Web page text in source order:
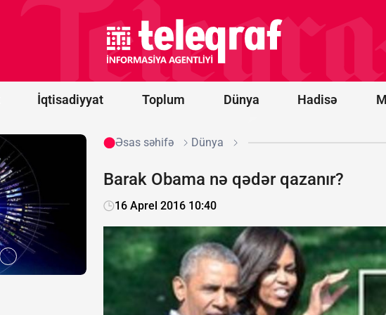
İqtisadiyyat Toplum Dünya Hadisə
“Qarabağ”
oyununun
start
heyətləri
Əsas səhifə Dünya
Barak Obama nə qədər qazanır?
16 Aprel 2016 10:40